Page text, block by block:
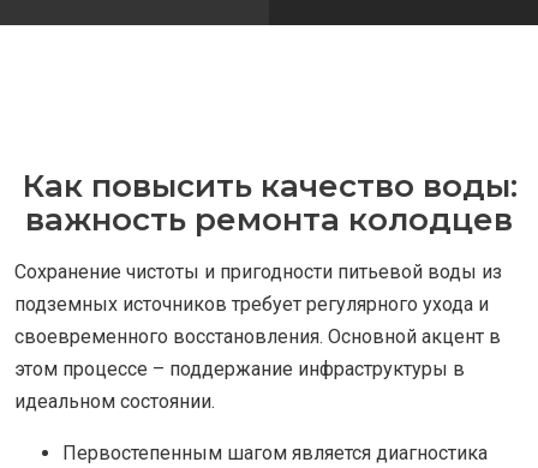
Как повысить качество воды:
важность ремонта колодцев
Сохранение чистоты и пригодности питьевой воды из
подземных источников требует регулярного ухода и
своевременного восстановления. Основной акцент в
этом процессе – поддержание инфраструктуры в
идеальном состоянии.
Первостепенным шагом является диагностика